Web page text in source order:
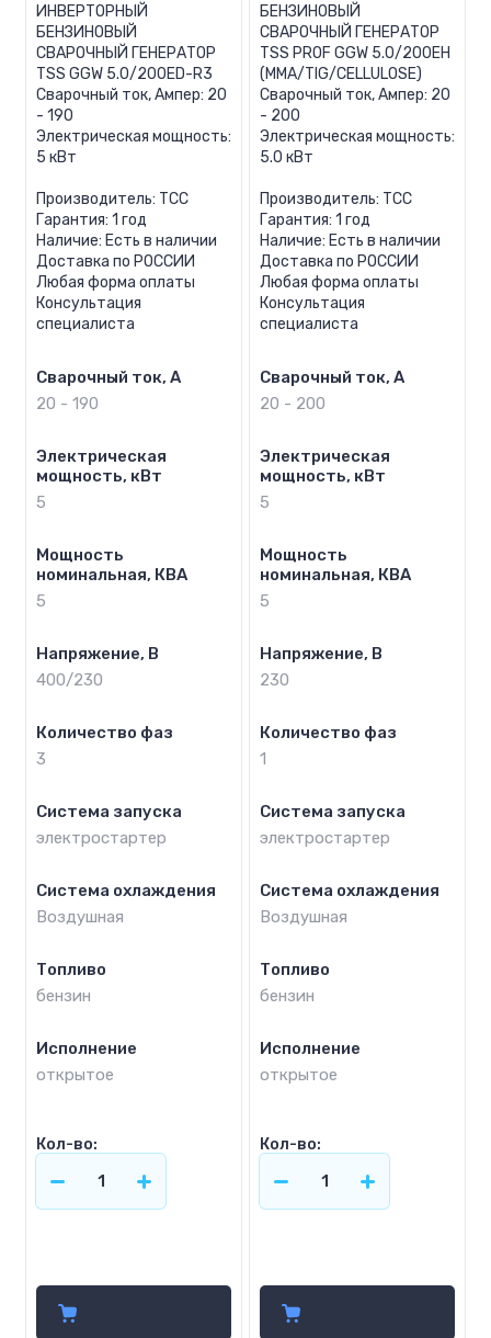
ИНВЕРТОРНЫЙ
БЕНЗИНОВЫЙ
СВАРОЧНЫЙ ГЕНЕРАТОР
TSS GGW 5.0/200ED-R3
Сварочный ток, Ампер: 20
- 190
Электрическая мощность:
5 кВт
Производитель: ТСС
Гарантия: 1 год
Наличие: Есть в наличии
Доставка по РОССИИ
Любая форма оплаты
Консультация
специалиста
Сварочный ток, А
20 - 190
Электрическая
мощность, кВт
5
Мощность
номинальная, КВА
5
Напряжение, В
400/230
Количество фаз
3
Система запуска
электростартер
Система охлаждения
Воздушная
Топливо
бензин
Исполнение
открытое
Кол-во:
БЕНЗИНОВЫЙ
СВАРОЧНЫЙ ГЕНЕРАТОР
TSS PROF GGW 5.0/200EH
(MMA/TIG/CELLULOSE)
Сварочный ток, Ампер: 20
- 200
Электрическая мощность:
5.0 кВт
Производитель: ТСС
Гарантия: 1 год
Наличие: Есть в наличии
Доставка по РОССИИ
Любая форма оплаты
Консультация
специалиста
Сварочный ток, А
20 - 200
Электрическая
мощность, кВт
5
Мощность
номинальная, КВА
5
Напряжение, В
230
Количество фаз
1
Система запуска
электростартер
Система охлаждения
Воздушная
Топливо
бензин
Исполнение
открытое
Кол-во: